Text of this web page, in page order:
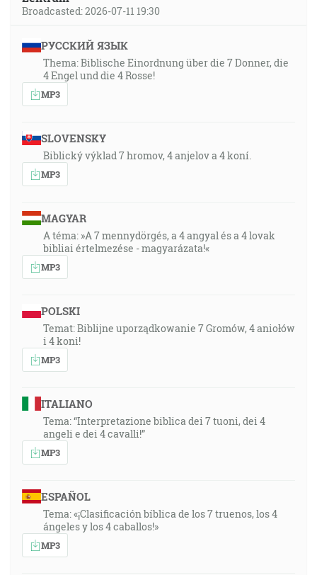
Broadcasted: 2026-07-11 19:30
РУССКИЙ ЯЗЫК
Thema: Biblische Einordnung über die 7 Donner, die
4 Engel und die 4 Rosse!
MP3
SLOVENSKY
Biblický výklad 7 hromov, 4 anjelov a 4 koní.
MP3
MAGYAR
A téma: »A 7 mennydörgés, a 4 angyal és a 4 lovak
bibliai értelmezése - magyarázata!«
MP3
POLSKI
Temat: Biblijne uporządkowanie 7 Gromów, 4 aniołów
i 4 koni!
MP3
ITALIANO
Tema: “Interpretazione biblica dei 7 tuoni, dei 4
angeli e dei 4 cavalli!”
MP3
ESPAÑOL
Tema: «¡Clasificación bíblica de los 7 truenos, los 4
ángeles y los 4 caballos!»
MP3